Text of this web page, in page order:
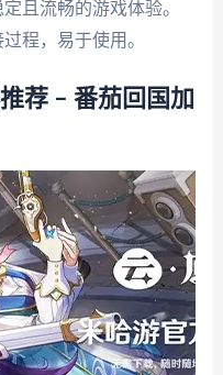
且流畅的游戏体验。
程，易于使用。
荐 – 番茄回国加